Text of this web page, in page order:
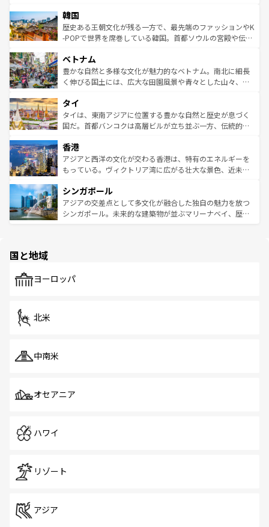
ワイを、存分に味わってほしい。 なお、新着のハワイ情報
はコンテンツ一覧を参照してほしい。
いる。アクティビティも充実しており、サーフィンやダイ
ビング、ハイキングなど、アウトドア好きにはたまらな
い。オーストラリアの多彩な魅力を存分に味わいつくそ
参照してほしい。
ン）、静ひつな山岳地帯である台湾東部など、都市の喧騒
と山間の静けさが共存しており、訪れる人に新しい発見と
驚きをもたらしてくれる。また、奥深い台湾の食文化も魅
容にもいいと評判のスイーツなど、バラエティ豊かな料理
が味わえる。 なお、新着の台湾情報は コンテンツ一覧を参
照してほしい。
韓国
歴史ある王朝文化が残る一方で、最先端のファッションやK
-POPで世界を席巻している韓国。首都ソウルの宮殿や伝統
き、地方に足を延ばせば四季折々の自然美を楽しむことが
できる。そして、キムチや焼肉、絶品のストリートフード
まで、さまざまな韓国料理が待っている。夜には、韓国な
リティに包まれながら、韓国の多彩な魅力を心ゆくまで味
わってみてほしい。 なお、新着の韓国情報はコンテンツ一
覧を参照してほしい。
ベトナム
豊かな自然と多様な文化が魅力的なベトナム。南北に細長
く伸びる国土には、広大な田園風景や青々とした山々、世
急速な発展と共に伝統が息づく。ハノイの古い町並みやホ
ーチミン市のフランス統治時代の建物も、独特の雰囲気を
醸し出している。また、バラエティの豊かさとおいしさで
とつ。フォーやバインミー、ベトナムコーヒーなどは、ぜ
ひ現地で味わいたい。どの地域を訪れてもあたたかい人々
が旅行者を迎えてくれるので、きっと忘れられない旅にな
参照してほしい。
タイ
タイは、東南アジアに位置する豊かな自然と歴史が息づく
国だ。首都バンコクは高層ビルが立ち並ぶ一方、伝統的な
の活気が交差している。北部ではチェンマイなどの山岳地
帯で自然と触れ合い、南部ではプーケットやクラビの美し
いビーチでリゾート気分を楽しむことができる。タイ料理
激する。気候は一年中温暖で、どの季節にも異なる楽しみ
が待っている。親しみやすいタイの人々、仏教を中心とし
た文化、そして多様な観光資源が、訪れる旅人を魅了し続
香港
アジアと西洋の文化が交わる香港は、特有のエネルギーを
もっている。ヴィクトリア湾に広がる壮大な景色、近未来
み、どこを訪れても感動するはず。観光スポットが密集し
ており、効率よく見どころを回れるのも魅力。息をのむよ
うな絶景から文化的な体験まで、香港を存分に楽しみ尽く
シンガポール
アジアの交差点として多文化が融合した独自の魅力を放つ
シンガポール。未来的な建築物が並ぶマリーナベイ、歴史
で、ホーカーズは地元の風情を楽しめる外せないスポット
国と地域
ヨーロッパ
北米
中南米
オセアニア
ハワイ
リゾート
アジア